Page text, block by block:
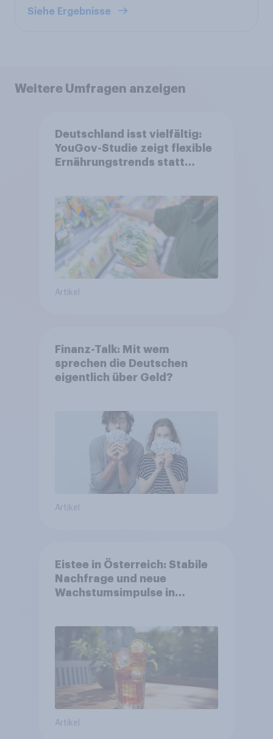
Siehe Ergebnisse
Weitere Umfragen anzeigen
Deutschland isst vielfältig:
YouGov-Studie zeigt flexible
Ernährungstrends statt
Artikel
Finanz-Talk: Mit wem
sprechen die Deutschen
eigentlich über Geld?
Artikel
Eistee in Österreich: Stabile
Nachfrage und neue
Wachstumsimpulse in
Artikel